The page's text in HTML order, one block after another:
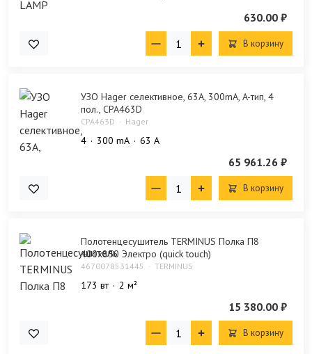
630.00 ₽
В корзину
УЗО Hager селективное, 63A, 300mA, A-тип, 4
пол., CPA463D
CPA463D Hager
4 300 mA 63 А
65 961.26 ₽
В корзину
Полотенцесушитель TERMINUS Полка П8
400х850 Электро (quick touch)
4670078531445 TERMINUS
173 вт 2 м²
15 380.00 ₽
В корзину